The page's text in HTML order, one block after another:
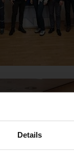
Details